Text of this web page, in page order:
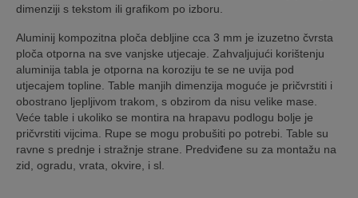
dimenziji s tekstom ili grafikom po izboru.
Aluminij kompozitna ploča debljine cca 3 mm je izuzetno čvrsta
ploča otporna na sve vanjske utjecaje. Zahvaljujući korištenju
aluminija tabla je otporna na koroziju te se ne uvija pod
utjecajem topline. Table manjih dimenzija moguće je pričvrstiti i
obostrano ljepljivom trakom, s obzirom da nisu velike mase.
Veće table i ukoliko se montira na hrapavu podlogu bolje je
pričvrstiti vijcima. Rupe se mogu probušiti po potrebi. Table su
ravne s prednje i stražnje strane. Predviđene su za montažu na
zid, ogradu, vrata, okvire, i sl.